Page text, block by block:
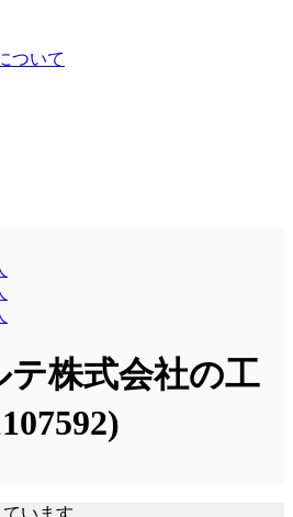
ついて
テ株式会社の工
います。